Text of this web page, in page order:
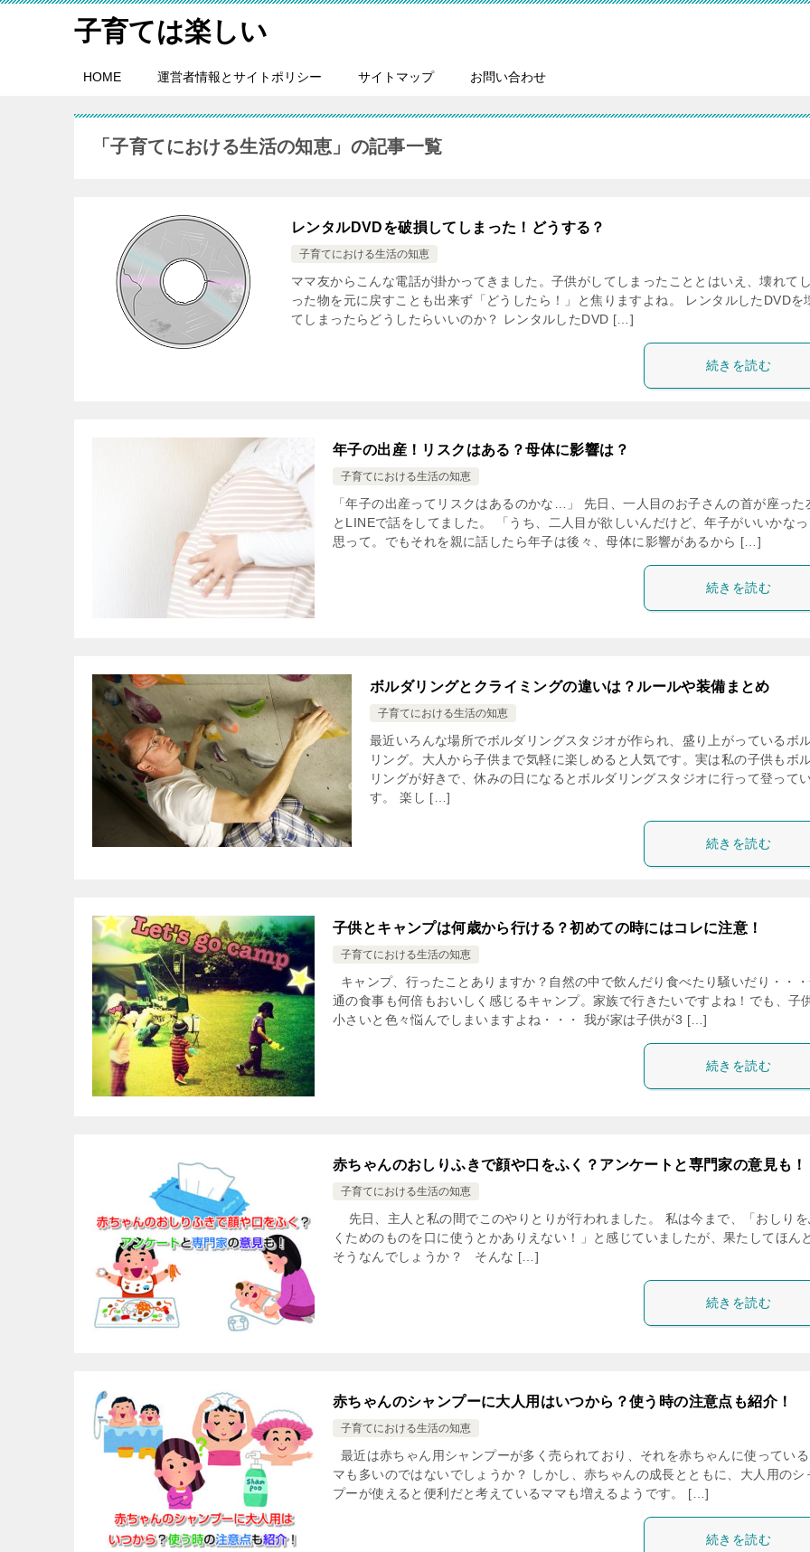
子育ては楽しい
HOME 運営者情報とサイトポリシー サイトマップ お問い合わせ
「子育てにおける生活の知恵」の記事一覧
レンタルDVDを破損してしまった！どうする？
子育てにおける生活の知恵
ママ友からこんな電話が掛かってきました。子供がしてしまったこととはいえ、壊れて
った物を元に戻すことも出来ず「どうしたら！」と焦りますよね。 レンタルしたDVDを
てしまったらどうしたらいいのか？ レンタルしたDVD […]
続きを読む
年子の出産！リスクはある？母体に影響は？
子育てにおける生活の知恵
「年子の出産ってリスクはあるのかな…」 先日、一人目のお子さんの首が座った
とLINEで話をしてました。 「うち、二人目が欲しいんだけど、年子がいいかなっ
思って。でもそれを親に話したら年子は後々、母体に影響があるから […]
続きを読む
ボルダリングとクライミングの違いは？ルールや装備まとめ
子育てにおける生活の知恵
最近いろんな場所でボルダリングスタジオが作られ、盛り上がっているボ
リング。大人から子供まで気軽に楽しめると人気です。実は私の子供もボ
リングが好きで、休みの日になるとボルダリングスタジオに行って登って
す。 楽し […]
続きを読む
子供とキャンプは何歳から行ける？初めての時にはコレに注意！
子育てにおける生活の知恵
キャンプ、行ったことありますか？自然の中で飲んだり食べたり騒いだり・・
通の食事も何倍もおいしく感じるキャンプ。家族で行きたいですよね！でも、子
小さいと色々悩んでしまいますよね・・・ 我が家は子供が3 […]
続きを読む
赤ちゃんのおしりふきで顔や口をふく？アンケートと専門家の意見も！
子育てにおける生活の知恵
先日、主人と私の間でこのやりとりが行われました。 私は今まで、「おしりを
くためのものを口に使うとかありえない！」と感じていましたが、果たしてほん
そうなんでしょうか？ そんな […]
続きを読む
赤ちゃんのシャンプーに大人用はいつから？使う時の注意点も紹介！
子育てにおける生活の知恵
最近は赤ちゃん用シャンプーが多く売られており、それを赤ちゃんに使ってい
マも多いのではないでしょうか？ しかし、赤ちゃんの成長とともに、大人用のシ
プーが使えると便利だと考えているママも増えるようです。 […]
続きを読む